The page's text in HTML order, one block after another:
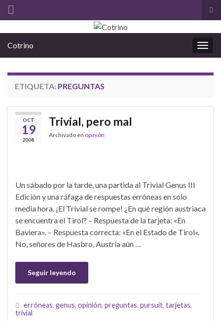
el
la
Cotrino
ETIQUETA: PREGUNTAS
OCT
19
2008
Trivial, pero mal
Archivado en opinión
Un sábado por la tarde, una partida al Trivial Genus III
Edición y una ráfaga de respuestas erróneas en solo
media hora. ¡El Trivial se rompe! ¿En qué región austriaca
se encuentra el Tirol? – Respuesta de la tarjeta: «En
Baviera». – Respuesta correcta: «En el Estado de Tirol«.
No, señores de Hasbro, Austria aún …
Seguir leyendo
erróneas, genus, opinión, preguntas, pursuit, tarjetas,
trivial